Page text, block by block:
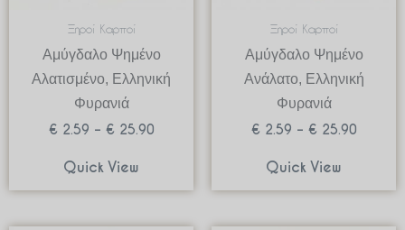
Ξηροί Καρποί
Αμύγδαλο Ψημένο
Αλατισμένο, Ελληνική
Φυρανιά
€ 2.59 – € 25.90
Quick View
Ξηροί Καρποί
Αμύγδαλο Ψημένο
Ανάλατο, Ελληνική
Φυρανιά
€ 2.59 – € 25.90
Quick View